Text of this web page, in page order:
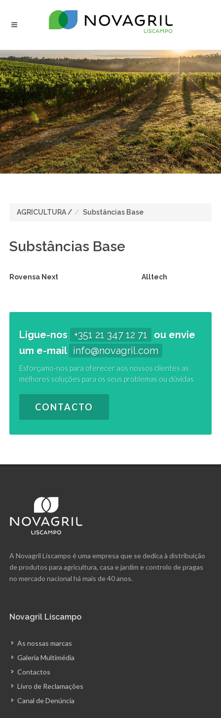
AGRICULTURA / Substâncias Base
Substâncias Base
Rovensa Next Alltech
Ligue-nos +351 21 347 12 71
ou envie
um e-mail info@novagril.com
Esforçamo-nos para oferecer aos nossos clientes as
melhores soluções para os seus problemas ou dúvidas
CONTACTO
A Novagril Liscampo é uma empresa que se dedica à distribuição
de produtos para agricultura, casa e jardim e controlo de pragas
no mercado nacional há mais de 40 anos.
Novagril Liscampo
As nossas marcas
Galeria Multimédia
Contactos
Livro de Reclamações
Canal de Denúncia